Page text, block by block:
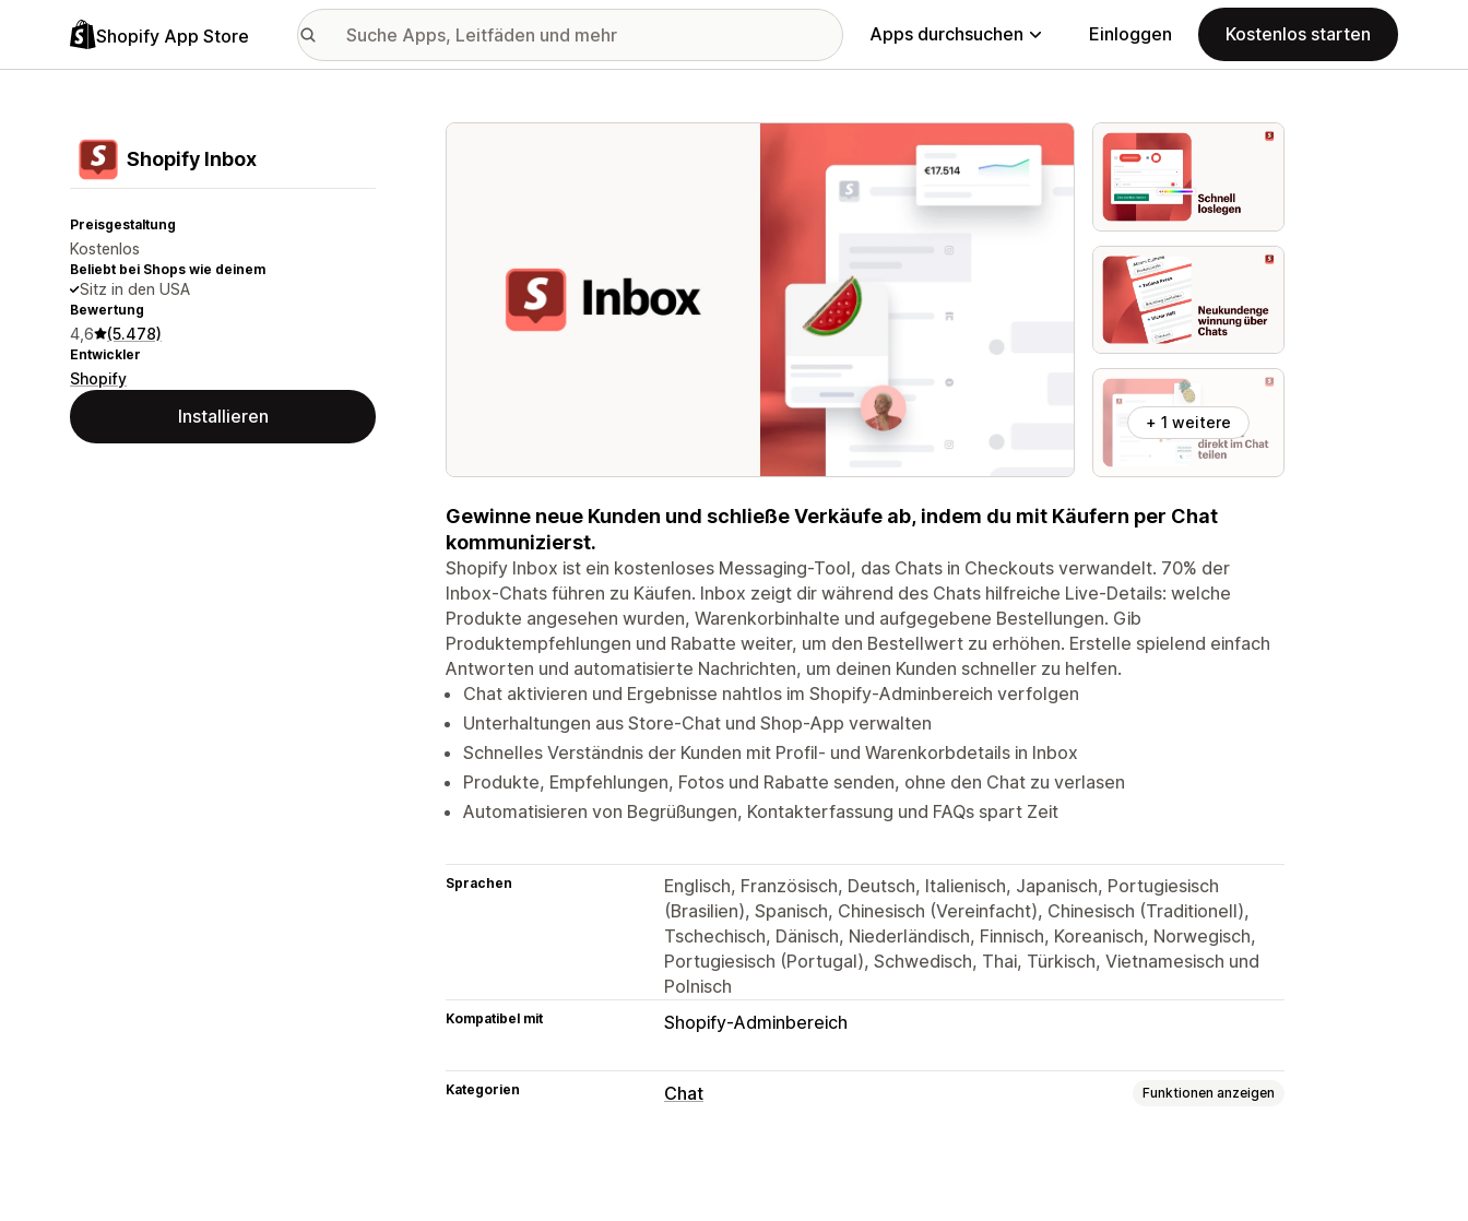
Shopify App Store Apps durchsuchen Einloggen Kostenlos starten
Shopify Inbox
Preisgestaltung
Kostenlos
Beliebt bei Shops wie deinem
Sitz in den USA
Bewertung
4,6 (5.478)
Entwickler
Shopify
Installieren
Vorgestellte Bildergalerie
+ 1 weitere
Gewinne neue Kunden und schließe Verkäufe ab, indem du mit Käufern per Chat
kommunizierst.
Shopify Inbox ist ein kostenloses Messaging-Tool, das Chats in Checkouts verwandelt. 70% der
Inbox-Chats führen zu Käufen. Inbox zeigt dir während des Chats hilfreiche Live-Details: welche
Produkte angesehen wurden, Warenkorbinhalte und aufgegebene Bestellungen. Gib
Produktempfehlungen und Rabatte weiter, um den Bestellwert zu erhöhen. Erstelle spielend einfach
Antworten und automatisierte Nachrichten, um deinen Kunden schneller zu helfen.
Chat aktivieren und Ergebnisse nahtlos im Shopify-Adminbereich verfolgen
Unterhaltungen aus Store-Chat und Shop-App verwalten
Schnelles Verständnis der Kunden mit Profil- und Warenkorbdetails in Inbox
Produkte, Empfehlungen, Fotos und Rabatte senden, ohne den Chat zu verlasen
Automatisieren von Begrüßungen, Kontakterfassung und FAQs spart Zeit
Sprachen
Englisch, Französisch, Deutsch, Italienisch, Japanisch, Portugiesisch
(Brasilien), Spanisch, Chinesisch (Vereinfacht), Chinesisch (Traditionell),
Tschechisch, Dänisch, Niederländisch, Finnisch, Koreanisch, Norwegisch,
Portugiesisch (Portugal), Schwedisch, Thai, Türkisch, Vietnamesisch und
Polnisch
Kompatibel mit Shopify-Adminbereich
Kategorien Chat Funktionen anzeigen